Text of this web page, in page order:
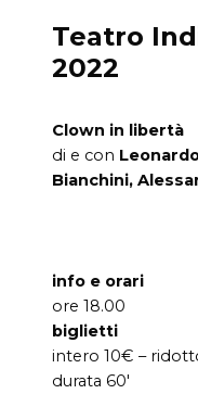
Teatro
2022
Clown in libertà
di e con
Bianchini,
info e orari
ore 18.00
biglietti
intero 10€ –
durata 60′